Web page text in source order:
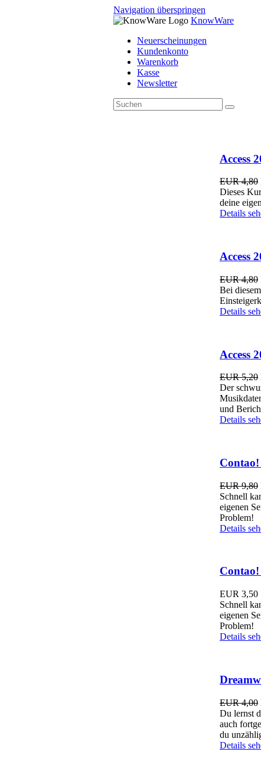
Navigation überspringen
KnowWare
Neuerscheinungen
Kundenkonto
Warenkorb
Kasse
Newsletter
Access
EUR 4,80
Dieses
deine
Details
Access
EUR 4,80
Bei
Details
Access
EUR 5,20
Der
und
Details
Contao!
EUR 9,80
Schnell
eigenen
Problem!
Details
Contao!
EUR 3,50
Schnell
eigenen
Problem!
Details
EUR 4,00
Du lernst
auch
du
Details